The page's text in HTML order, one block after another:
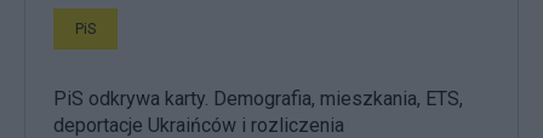
PiS
PiS odkrywa karty. Demografia, mieszkania, ETS,
deportacje Ukraińców i rozliczenia